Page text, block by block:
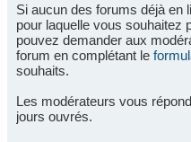
Si aucun des forums déjà en
pour laquelle vous souhaitez
pouvez demander aux
forum en complétant le
souhaits.
Les modérateurs vous
jours ouvrés.